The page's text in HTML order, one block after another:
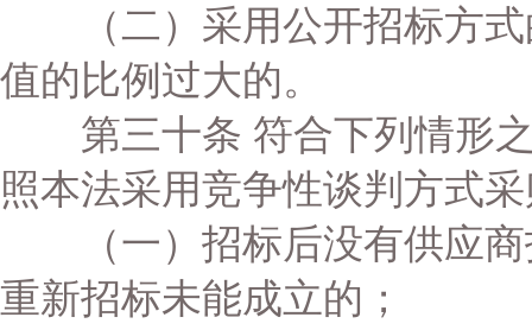
（二）采用公开招标方式
值的比例过大的。
第三十条 符合下列情形之
照本法采用竞争性谈判方式
（一）招标后没有供应商
重新招标未能成立的；